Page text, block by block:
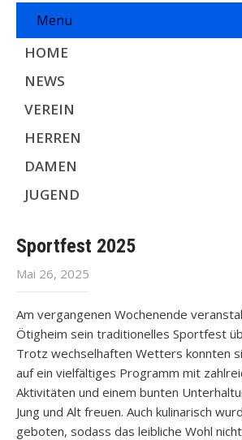
Menu
HOME
NEWS
VEREIN
HERREN
DAMEN
JUGEND
Sportfest 2025
Mai 26, 2025
Am vergangenen Wochenende
Ötigheim sein traditionelles Sportfest
Trotz wechselhaften Wetters konnten
auf ein vielfältiges Programm mit
Aktivitäten und einem bunten
Jung und Alt freuen. Auch kulinarisch
geboten, sodass das leibliche Wohl